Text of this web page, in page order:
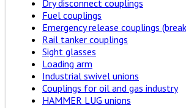
Dry disconnect couplings
Fuel couplings
Emergency release couplings
Rail tanker couplings
Sight glasses
Loading arm
Industrial swivel unions
Couplings for oil and gas industry
HAMMER LUG unions